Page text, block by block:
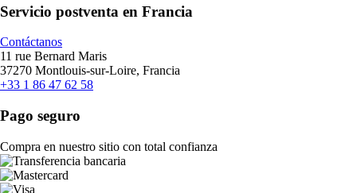
Servicio postventa en Francia
Contáctanos
11 rue Bernard Maris
37270 Montlouis-sur-Loire, Francia
+33 1 86 47 62 58
Pago seguro
Compra en nuestro sitio con total confianza